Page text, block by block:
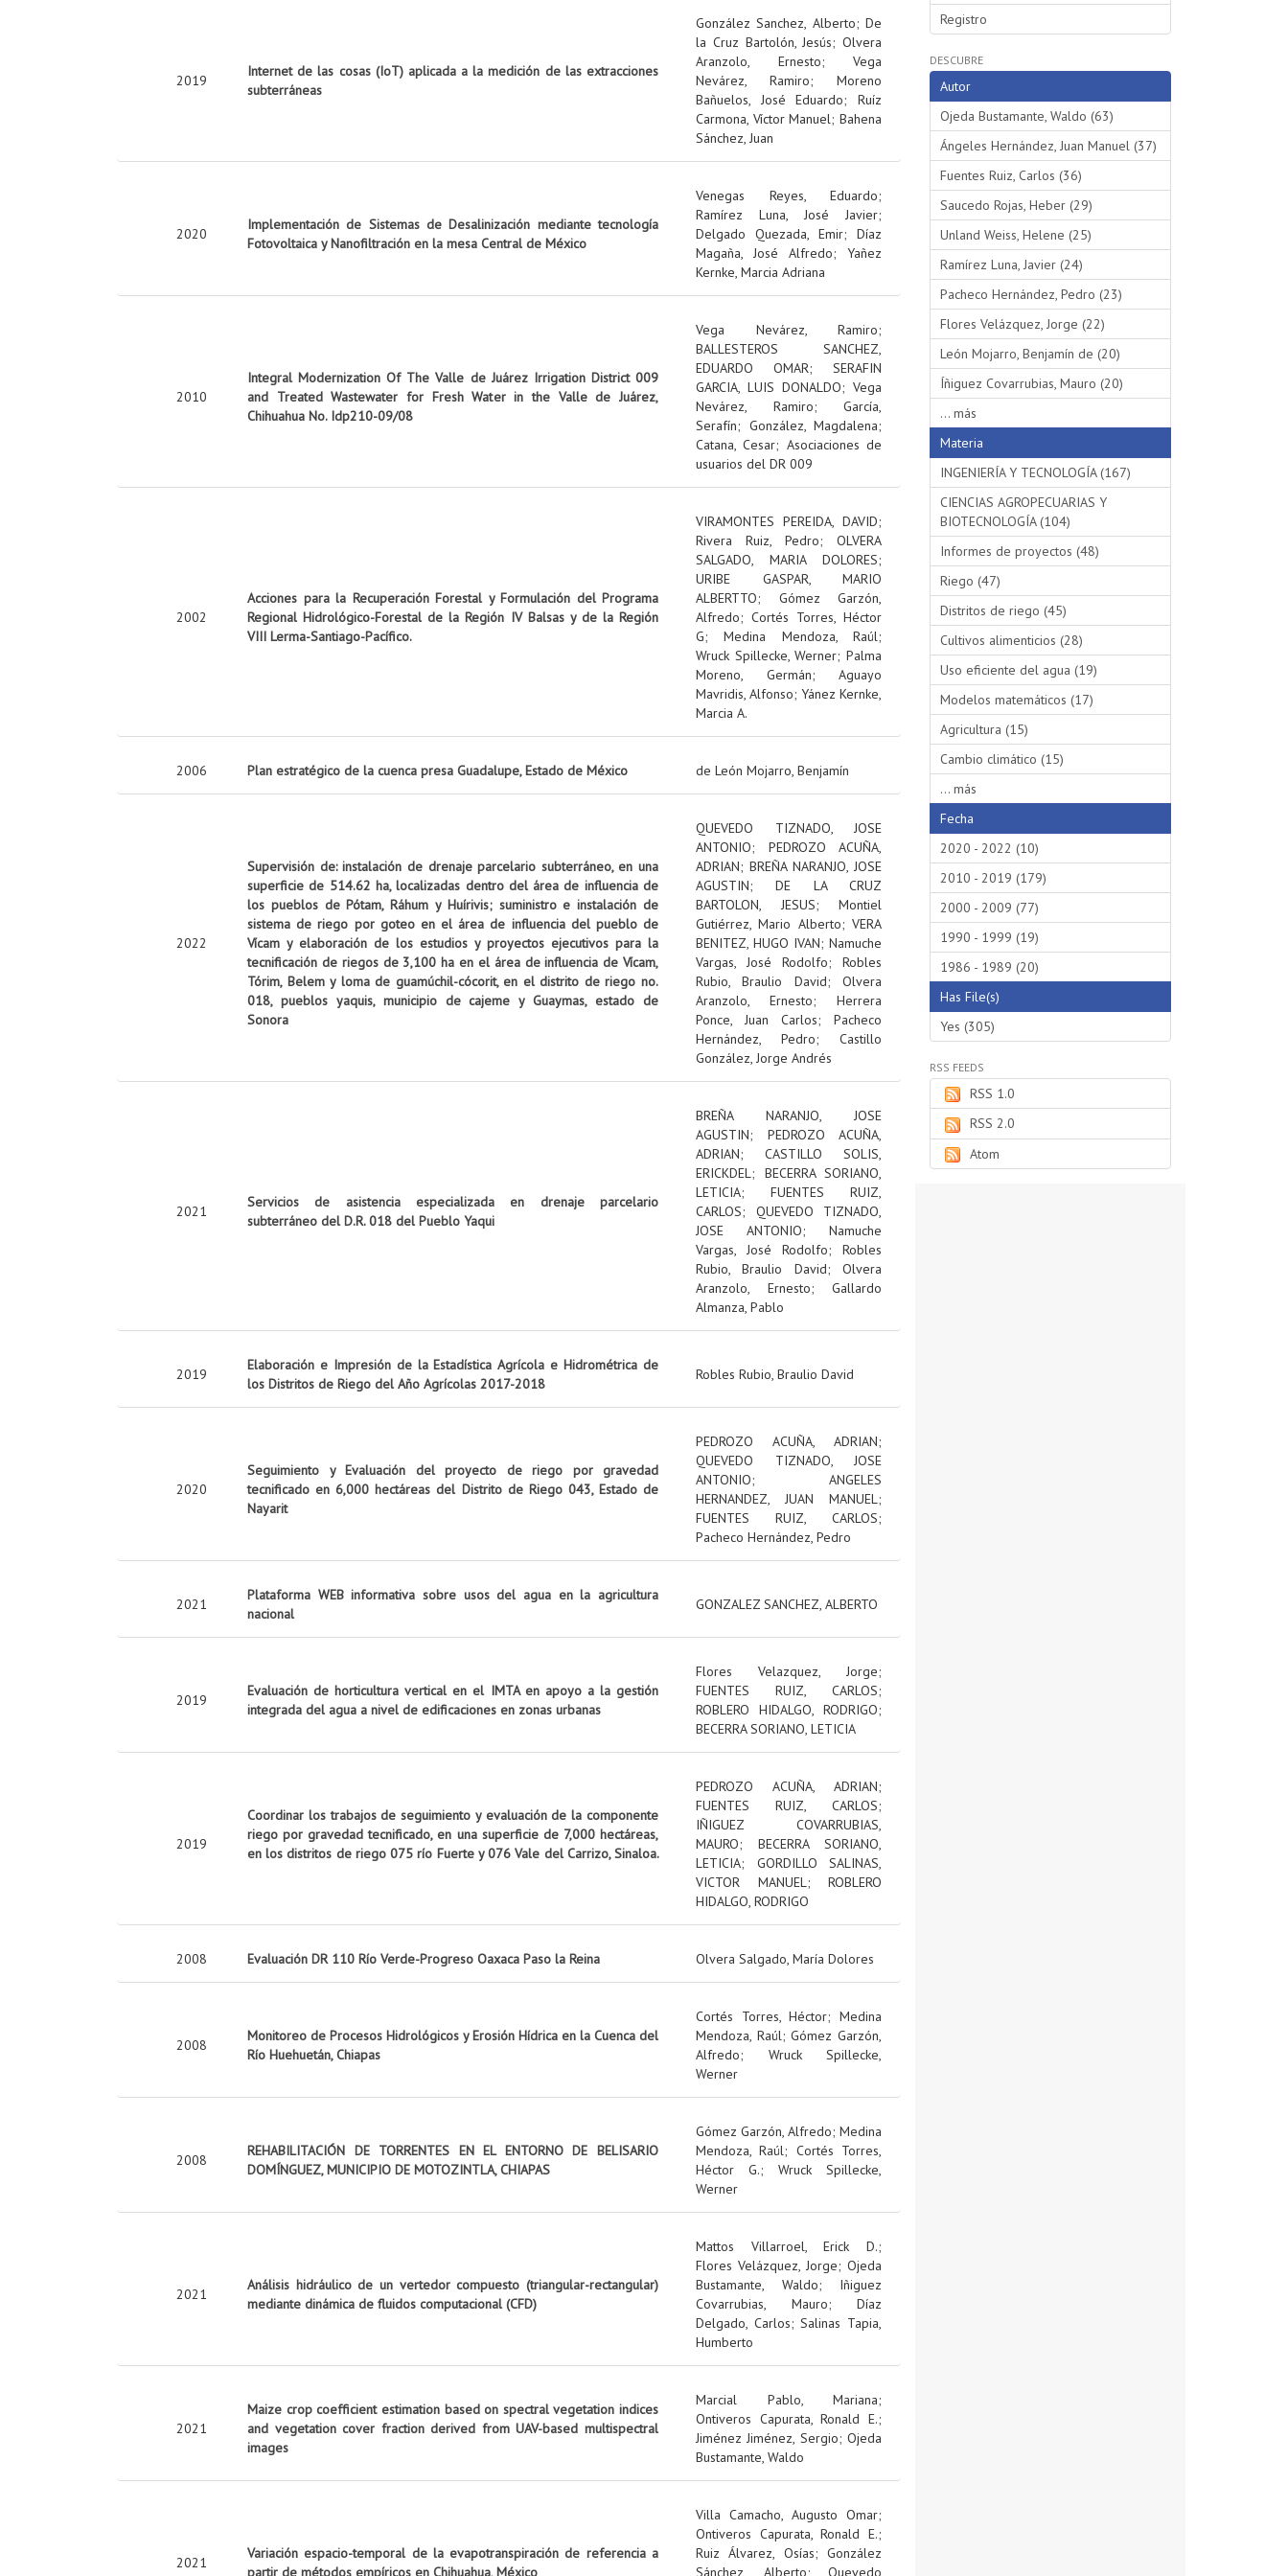
2019
Internet de las cosas (IoT) aplicada a la medición de las extracciones
subterráneas
González Sanchez, Alberto;De
la Cruz Bartolón, Jesús; Olvera
Aranzolo, Ernesto; Vega
Nevárez, Ramiro; Moreno
Bañuelos, José Eduardo;Ruíz
Carmona, Víctor Manuel;Bahena
Sánchez, Juan
2020
Implementación de Sistemas de Desalinización mediante tecnología
Fotovoltaica y Nanofiltración en la mesa Central de México
Venegas Reyes, Eduardo;
Ramírez Luna, José Javier;
Delgado Quezada, Emir; Díaz
Magaña, José Alfredo; Yañez
Kernke, Marcia Adriana
2010
Integral Modernization Of The Valle de Juárez Irrigation District 009
and Treated Wastewater for Fresh Water in the Valle de Juárez,
Chihuahua No. Idp210-09/08
Vega Nevárez, Ramiro;
BALLESTEROS SANCHEZ,
EDUARDO OMAR; SERAFIN
GARCIA, LUIS DONALDO; Vega
Nevárez, Ramiro; García,
Serafín; González, Magdalena;
Catana, Cesar; Asociaciones de
usuarios del DR 009
2002
Acciones para la Recuperación Forestal y Formulación del Programa
Regional Hidrológico-Forestal de la Región IV Balsas y de la Región
VIII Lerma-Santiago-Pacífico.
VIRAMONTES PEREIDA, DAVID;
Rivera Ruiz, Pedro; OLVERA
SALGADO, MARIA DOLORES;
URIBE GASPAR, MARIO
ALBERTTO; Gómez Garzón,
Alfredo; Cortés Torres, Héctor
G;Medina Mendoza, Raúl;
Wruck Spillecke, Werner;Palma
Moreno, Germán; Aguayo
Mavridis, Alfonso; Yánez Kernke,
Marcia A.
2006 Plan estratégico de la cuenca presa Guadalupe, Estado de México de León Mojarro, Benjamín
2022
Supervisión de: instalación de drenaje parcelario subterráneo, en una
superficie de 514.62 ha, localizadas dentro del área de influencia de
los pueblos de Pótam, Ráhum y Huírivis; suministro e instalación de
sistema de riego por goteo en el área de influencia del pueblo de
Vícam y elaboración de los estudios y proyectos ejecutivos para la
tecnificación de riegos de 3,100 ha en el área de influencia de Vícam,
Tórim, Belem y loma de guamúchil-cócorit, en el distrito de riego no.
018, pueblos yaquis, municipio de cajeme y Guaymas, estado de
Sonora
QUEVEDO TIZNADO, JOSE
ANTONIO; PEDROZO ACUÑA,
ADRIAN; BREÑA NARANJO, JOSE
AGUSTIN;DE LA CRUZ
BARTOLON, JESUS; Montiel
Gutiérrez, Mario Alberto;VERA
BENITEZ, HUGO IVAN; Namuche
Vargas, José Rodolfo; Robles
Rubio, Braulio David;Olvera
Aranzolo, Ernesto; Herrera
Ponce, Juan Carlos; Pacheco
Hernández, Pedro; Castillo
González, Jorge Andrés
2021
Servicios de asistencia especializada en drenaje parcelario
subterráneo del D.R. 018 del Pueblo Yaqui
BREÑA NARANJO, JOSE
AGUSTIN; PEDROZO ACUÑA,
ADRIAN; CASTILLO SOLIS,
ERICKDEL; BECERRA SORIANO,
LETICIA; FUENTES RUIZ,
CARLOS; QUEVEDO TIZNADO,
JOSE ANTONIO; Namuche
Vargas, José Rodolfo; Robles
Rubio, Braulio David;Olvera
Aranzolo, Ernesto; Gallardo
Almanza, Pablo
2019
Elaboración e Impresión de la Estadística Agrícola e Hidrométrica de
los Distritos de Riego del Año Agrícolas 2017-2018
Robles Rubio, Braulio David
2020
Seguimiento y Evaluación del proyecto de riego por gravedad
tecnificado en 6,000 hectáreas del Distrito de Riego 043, Estado de
Nayarit
PEDROZO ACUÑA, ADRIAN;
QUEVEDO TIZNADO, JOSE
ANTONIO; ANGELES
HERNANDEZ, JUAN MANUEL;
FUENTES RUIZ, CARLOS;
Pacheco Hernández, Pedro
2021
Plataforma WEB informativa sobre usos del agua en la agricultura
nacional
GONZALEZ SANCHEZ, ALBERTO
2019
Evaluación de horticultura vertical en el IMTA en apoyo a la gestión
integrada del agua a nivel de edificaciones en zonas urbanas
Flores Velazquez, Jorge;
FUENTES RUIZ, CARLOS;
ROBLERO HIDALGO, RODRIGO;
BECERRA SORIANO, LETICIA
2019
Coordinar los trabajos de seguimiento y evaluación de la componente
riego por gravedad tecnificado, en una superficie de 7,000 hectáreas,
en los distritos de riego 075 río Fuerte y 076 Vale del Carrizo, Sinaloa.
PEDROZO ACUÑA, ADRIAN;
FUENTES RUIZ, CARLOS;
IÑIGUEZ COVARRUBIAS,
MAURO; BECERRA SORIANO,
LETICIA; GORDILLO SALINAS,
VICTOR MANUEL; ROBLERO
HIDALGO, RODRIGO
2008 Evaluación DR 110 Río Verde-Progreso Oaxaca Paso la Reina Olvera Salgado, María Dolores
2008
Monitoreo de Procesos Hidrológicos y Erosión Hídrica en la Cuenca del
Río Huehuetán, Chiapas
Cortés Torres, Héctor;Medina
Mendoza, Raúl;Gómez Garzón,
Alfredo; Wruck Spillecke,
Werner
2008
REHABILITACIÓN DE TORRENTES EN EL ENTORNO DE BELISARIO
DOMÍNGUEZ, MUNICIPIO DE MOTOZINTLA, CHIAPAS
Gómez Garzón, Alfredo; Medina
Mendoza, Raúl; Cortés Torres,
Héctor G.; Wruck Spillecke,
Werner
2021
Análisis hidráulico de un vertedor compuesto (triangular-rectangular)
mediante dinámica de fluidos computacional (CFD)
Mattos Villarroel, Erick D.;
Flores Velázquez, Jorge; Ojeda
Bustamante, Waldo; Iñiguez
Covarrubias, Mauro; Díaz
Delgado, Carlos;Salinas Tapia,
Humberto
2021
Maize crop coefficient estimation based on spectral vegetation indices
and vegetation cover fraction derived from UAV-based multispectral
images
Marcial Pablo, Mariana;
Ontiveros Capurata, Ronald E.;
Jiménez Jiménez, Sergio;Ojeda
Bustamante, Waldo
2021
Variación espacio-temporal de la evapotranspiración de referencia a
partir de métodos empíricos en Chihuahua, México
Villa Camacho, Augusto Omar;
Ontiveros Capurata, Ronald E.;
Ruiz Álvarez, Osías;González
Sánchez, Alberto; Quevedo
Registro
DESCUBRE
Autor
Ojeda Bustamante, Waldo (63)
Ángeles Hernández, Juan Manuel (37)
Fuentes Ruiz, Carlos (36)
Saucedo Rojas, Heber (29)
Unland Weiss, Helene (25)
Ramírez Luna, Javier (24)
Pacheco Hernández, Pedro (23)
Flores Velázquez, Jorge (22)
León Mojarro, Benjamín de (20)
Íñiguez Covarrubias, Mauro (20)
... más
Materia
INGENIERÍA Y TECNOLOGÍA (167)
CIENCIAS AGROPECUARIAS Y
BIOTECNOLOGÍA (104)
Informes de proyectos (48)
Riego (47)
Distritos de riego (45)
Cultivos alimenticios (28)
Uso eficiente del agua (19)
Modelos matemáticos (17)
Agricultura (15)
Cambio climático (15)
... más
Fecha
2020 - 2022 (10)
2010 - 2019 (179)
2000 - 2009 (77)
1990 - 1999 (19)
1986 - 1989 (20)
Has File(s)
Yes (305)
RSS FEEDS
RSS 1.0
RSS 2.0
Atom